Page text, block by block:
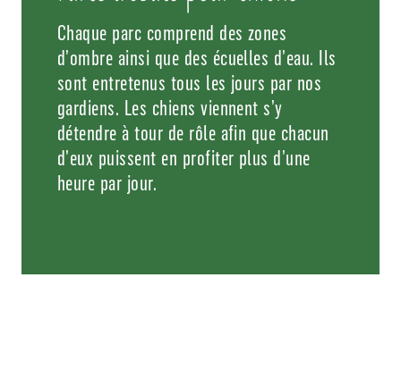
Chaque parc comprend des zones
d’ombre ainsi que des écuelles d’eau. Ils
sont entretenus tous les jours par nos
gardiens. Les chiens viennent s’y
détendre à tour de rôle afin que chacun
d’eux puissent en profiter plus d’une
heure par jour.